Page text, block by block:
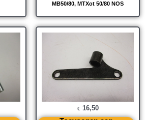
MB50/80, MTXot 50/80 NOS
€ 16,50